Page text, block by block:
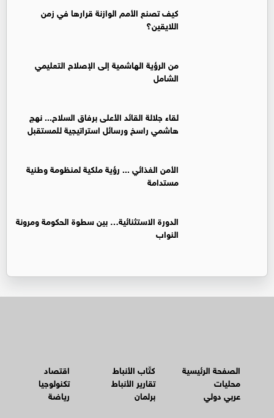
كيف تصنع الأمم الوازنة قرارها في زمن
اللايقين؟
من الرؤية الهاشمية إلى الإصلاح التعليمي
الشامل
لقاء جلالة القائد الأعلى برفاق السلاح... نهج
هاشمي راسخ ورسائل استراتيجية للمستقبل
الأمن الغذائي ... رؤية ملكية لمنظومة وطنية
مستدامة
الدورة الاستثنائية… بين سطوة الحكومة ومرونة
النواب
الصفحة الرئيسية
محليات
عربي دولي
كتّاب الأنباط
تقارير الأنباط
برلمان
اقتصاد
تكنولوجيا
رياضة